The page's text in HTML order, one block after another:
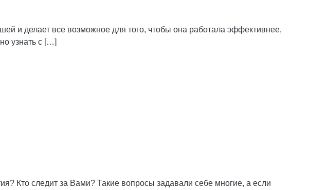
и делает все возможное для того, чтобы она работала эффективнее,
узнать с […]
Кто следит за Вами? Такие вопросы задавали себе многие, а если